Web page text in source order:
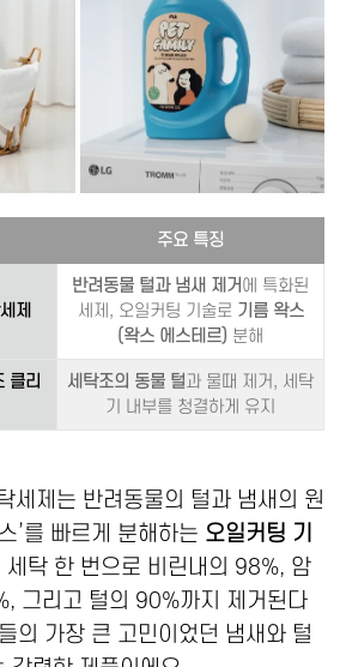
주요 특징
제
반려동물 털과 냄새 제거에 특화된
세제, 오일커팅 기술로 기름 왁스
(왁스 에스테르) 분해
클리
세탁조의 동물 털과 물때 제거, 세탁
기 내부를 청결하게 유지
세제는 반려동물의 털과 냄새의 원
’를 빠르게 분해하는 오일커팅 기
세탁 한 번으로 비린내의 98%, 암
그리고 털의 90%까지 제거된다
의 가장 큰 고민이었던 냄새와 털